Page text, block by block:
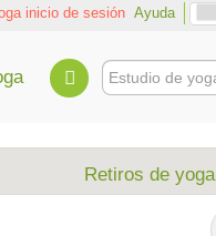
inicio de sesión Ayuda
Retiros de yoga